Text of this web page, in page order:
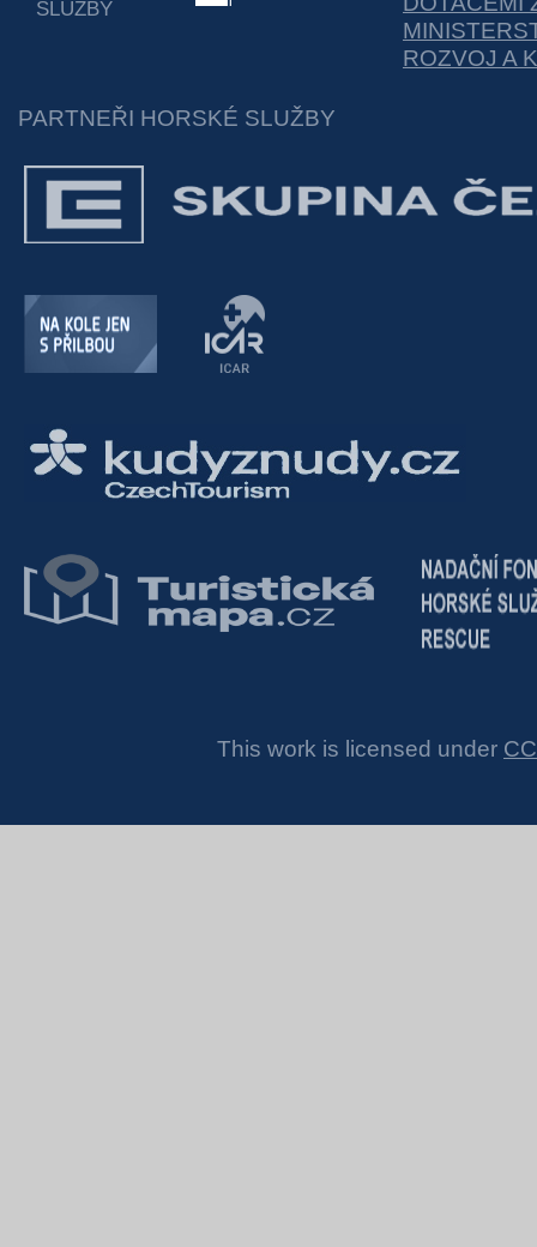
SLUŽBY
ROZVOJ A
PARTNEŘI HORSKÉ SLUŽBY
This work is licensed under